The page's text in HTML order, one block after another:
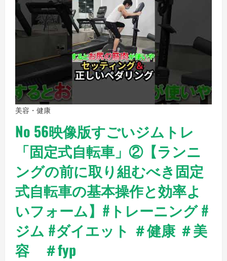
美容・健康
No 56映像版すごいジムトレ
「固定式自転車」②【ランニ
ングの前に取り組むべき固定
式自転車の基本操作と効率よ
いフォーム】#トレーニング #
ジム #ダイエット ＃健康 ＃美
容 ＃fyp